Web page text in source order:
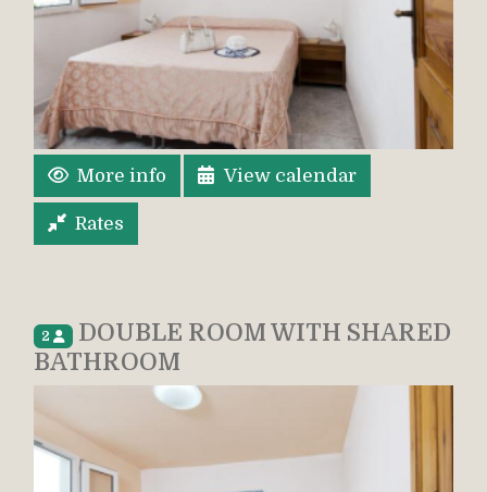
More info View calendar
Rates
2
DOUBLE ROOM WITH SHARED
BATHROOM